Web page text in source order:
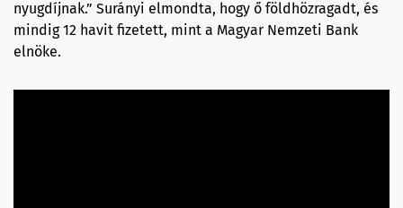
nyugdíjnak.” Surányi elmondta, hogy ő földhözragadt, és
mindig 12 havit fizetett, mint a Magyar Nemzeti Bank
elnöke.